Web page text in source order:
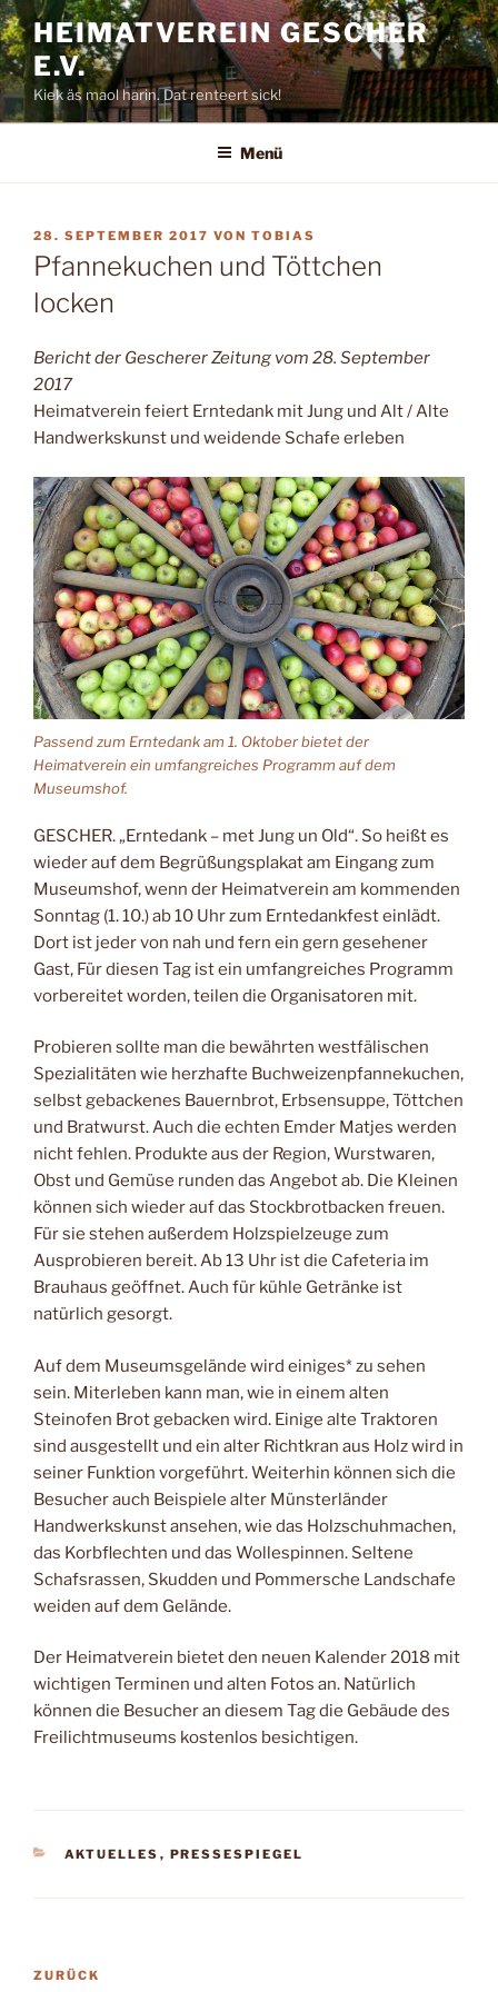
Zum
Inhalt
springen
HEIMATVEREIN GESCHER
E.V.
Kiek äs maol harin. Dat renteert sick!
Menü
VERÖFFENTLICHT
AM
28. SEPTEMBER 2017 VON TOBIAS
Pfannekuchen und Töttchen
locken
Bericht der Gescherer Zeitung vom 28. September
2017
Heimatverein feiert Erntedank mit Jung und Alt / Alte
Handwerkskunst und weidende Schafe erleben
Passend zum Erntedank am 1. Oktober bietet der
Heimatverein ein umfangreiches Programm auf dem
Museumshof.
GESCHER. „Erntedank – met Jung un Old“. So heißt es
wieder auf dem Begrüßungsplakat am Eingang zum
Museumshof, wenn der Heimatverein am kommenden
Sonntag (1. 10.) ab 10 Uhr zum Erntedankfest einlädt.
Dort ist jeder von nah und fern ein gern gesehener
Gast, Für diesen Tag ist ein umfangreiches Programm
vorbereitet worden, teilen die Organisatoren mit.
Probieren sollte man die bewährten westfälischen
Spezialitäten wie herzhafte Buchweizenpfannekuchen,
selbst gebackenes Bauernbrot, Erbsensuppe, Töttchen
und Bratwurst. Auch die echten Emder Matjes werden
nicht fehlen. Produkte aus der Region, Wurstwaren,
Obst und Gemüse runden das Angebot ab. Die Kleinen
können sich wieder auf das Stockbrotbacken freuen.
Für sie stehen außerdem Holzspielzeuge zum
Ausprobieren bereit. Ab 13 Uhr ist die Cafeteria im
Brauhaus geöffnet. Auch für kühle Getränke ist
natürlich gesorgt.
Auf dem Museumsgelände wird einiges* zu sehen
sein. Miterleben kann man, wie in einem alten
Steinofen Brot gebacken wird. Einige alte Traktoren
sind ausgestellt und ein alter Richtkran aus Holz wird in
seiner Funktion vorgeführt. Weiterhin können sich die
Besucher auch Beispiele alter Münsterländer
Handwerkskunst ansehen, wie das Holzschuhmachen,
das Korbflechten und das Wollespinnen. Seltene
Schafsrassen, Skudden und Pommersche Landschafe
weiden auf dem Gelände.
Der Heimatverein bietet den neuen Kalender 2018 mit
wichtigen Terminen und alten Fotos an. Natürlich
können die Besucher an diesem Tag die Gebäude des
Freilichtmuseums kostenlos besichtigen.
KATEGORIEN
AKTUELLES , PRESSESPIEGEL
Beitragsnavigation
Vorheriger
ZURÜCK